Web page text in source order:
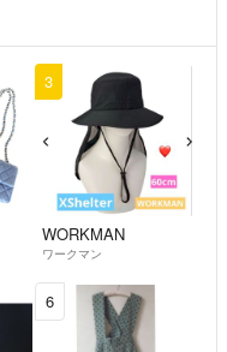
た場合はそちらの方にお譲
3
WORKMAN
ワークマン
6